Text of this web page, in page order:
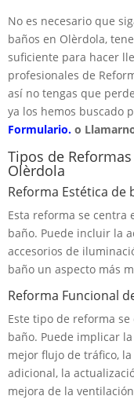
No es necesario que
baños en Olèrdola,
suficiente para hacer
profesionales de
así no tengas que
ya los hemos buscado
Formulario. o
Tipos de
Olèrdola
Reforma Estética de
Esta reforma se centra
baño. Puede incluir la
accesorios de
baño un aspecto más
Reforma Funcional
Este tipo de reforma
baño. Puede implicar
mejor flujo de tráfico,
adicional, la
mejora de la